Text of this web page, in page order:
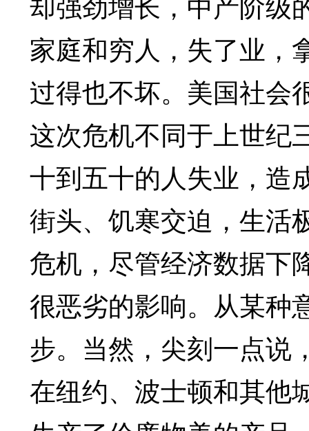
家庭和穷人，失了业，
过得也不坏。美国社会
这次危机不同于上世纪
十到五十的人失业，造
街头、饥寒交迫，生活
危机，尽管经济数据下
很恶劣的影响。从某种
步。当然，尖刻一点说
在纽约、波士顿和其他